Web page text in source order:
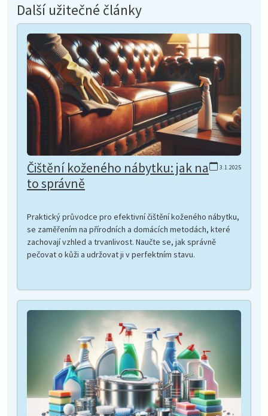
Další užitečné články
3.1.2025
Čištění koženého nábytku: jak na
to správně
Praktický průvodce pro efektivní čištění koženého nábytku,
se zaměřením na přírodních a domácích metodách, které
zachovají vzhled a trvanlivost. Naučte se, jak správně
pečovat o kůži a udržovat ji v perfektním stavu.